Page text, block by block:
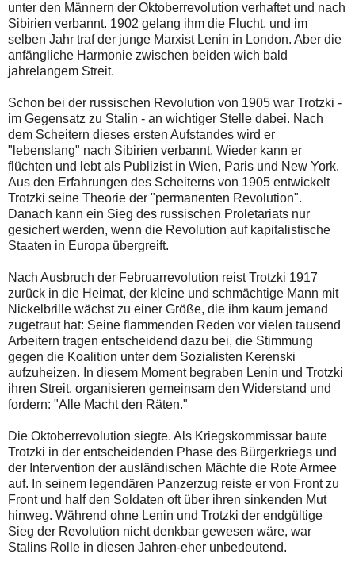
unter den Männern der Oktoberrevolution verhaftet und nach
Sibirien verbannt. 1902 gelang ihm die Flucht, und im
selben Jahr traf der junge Marxist Lenin in London. Aber die
anfängliche Harmonie zwischen beiden wich bald
jahrelangem Streit.
Schon bei der russischen Revolution von 1905 war Trotzki -
im Gegensatz zu Stalin - an wichtiger Stelle dabei. Nach
dem Scheitern dieses ersten Aufstandes wird er
"lebenslang" nach Sibirien verbannt. Wieder kann er
flüchten und lebt als Publizist in Wien, Paris und New York.
Aus den Erfahrungen des Scheiterns von 1905 entwickelt
Trotzki seine Theorie der "permanenten Revolution".
Danach kann ein Sieg des russischen Proletariats nur
gesichert werden, wenn die Revolution auf kapitalistische
Staaten in Europa übergreift.
Nach Ausbruch der Februarrevolution reist Trotzki 1917
zurück in die Heimat, der kleine und schmächtige Mann mit
Nickelbrille wächst zu einer Größe, die ihm kaum jemand
zugetraut hat: Seine flammenden Reden vor vielen tausend
Arbeitern tragen entscheidend dazu bei, die Stimmung
gegen die Koalition unter dem Sozialisten Kerenski
aufzuheizen. In diesem Moment begraben Lenin und Trotzki
ihren Streit, organisieren gemeinsam den Widerstand und
fordern: "Alle Macht den Räten."
Die Oktoberrevolution siegte. Als Kriegskommissar baute
Trotzki in der entscheidenden Phase des Bürgerkriegs und
der Intervention der ausländischen Mächte die Rote Armee
auf. In seinem legendären Panzerzug reiste er von Front zu
Front und half den Soldaten oft über ihren sinkenden Mut
hinweg. Während ohne Lenin und Trotzki der endgültige
Sieg der Revolution nicht denkbar gewesen wäre, war
Stalins Rolle in diesen Jahren-eher unbedeutend.